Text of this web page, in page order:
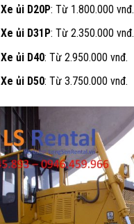
Xe ủi D20P: Từ 1.800.000 vnđ.
Xe ủi D31P: Từ 2.350.000 vnđ.
Xe ủi D40: Từ 2.950.000 vnđ.
Xe ủi D50: Từ 3.750.000 vnđ.